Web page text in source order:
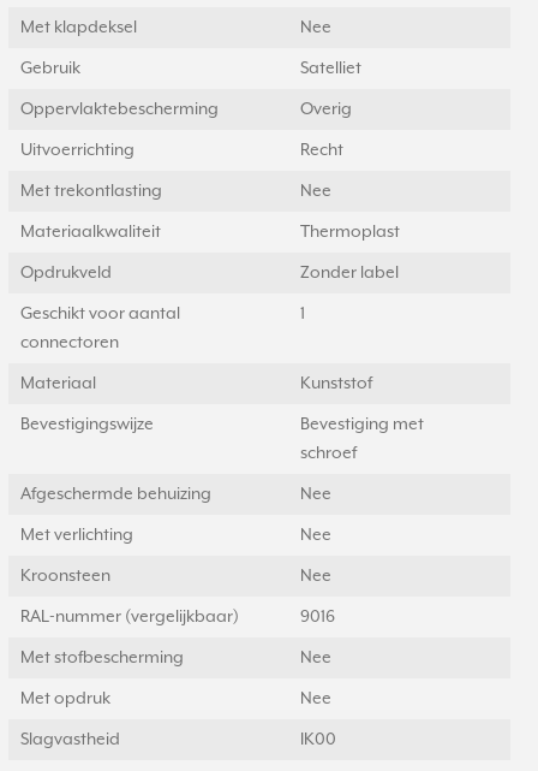
Met klapdeksel Nee
Gebruik Satelliet
Oppervlaktebescherming Overig
Uitvoerrichting Recht
Met trekontlasting Nee
Materiaalkwaliteit Thermoplast
Opdrukveld Zonder label
Geschikt voor aantal
connectoren
1
Materiaal Kunststof
Bevestigingswijze
Bevestiging met
schroef
Afgeschermde behuizing Nee
Met verlichting Nee
Kroonsteen Nee
RAL-nummer (vergelijkbaar) 9016
Met stofbescherming Nee
Met opdruk Nee
Slagvastheid IK00